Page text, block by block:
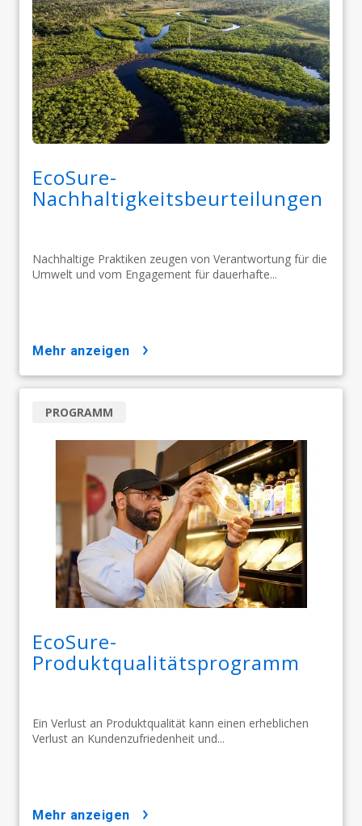
EcoSure-
Nachhaltigkeitsbeurteilungen
Nachhaltige Praktiken zeugen von Verantwortung für die
Umwelt und vom Engagement für dauerhafte...
mehr anzeigen
EcoSure-
Produktqualitätsprogramm
Ein Verlust an Produktqualität kann einen erheblichen
Verlust an Kundenzufriedenheit und...
PROGRAMM
mehr anzeigen